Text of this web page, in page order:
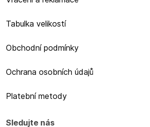
Tabulka velikostí
Obchodní podmínky
Ochrana osobních údajů
Platební metody
Sledujte nás